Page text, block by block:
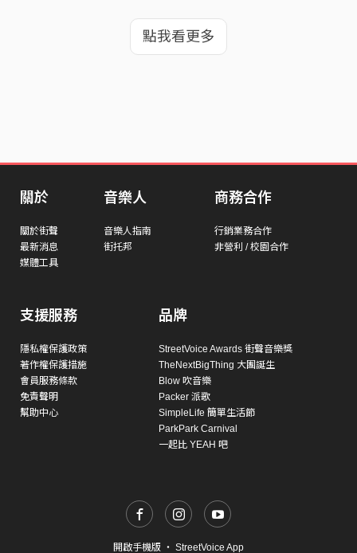
點我看更多
關於
關於街聲
最新消息
媒體工具
音樂人
音樂人指南
街托邦
商務合作
行銷業務合作
非營利 / 校園合作
支援服務
隱私權保護政策
著作權保護措施
會員服務條款
免責聲明
幫助中心
品牌
StreetVoice Awards 街聲音樂獎
TheNextBigThing 大團誕生
Blow 吹音樂
Packer 派歌
SimpleLife 簡單生活節
ParkPark Carnival
一起比 YEAH 吧
開啟手機版 ・ StreetVoice App